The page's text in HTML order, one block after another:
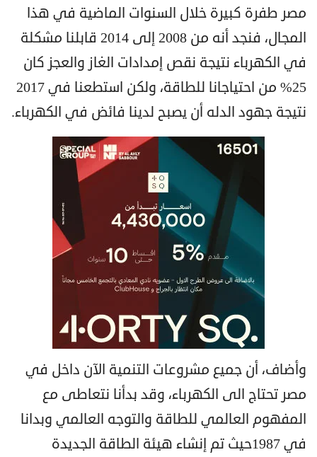
مصر طفرة كبيرة خلال السنوات الماضية في هذا
المجال، فنجد أنه من 2008 إلى 2014 قابلنا مشكلة
في الكهرباء نتيجة نقص إمدادات الغاز والعجز كان
25% من احتياجانا للطاقة، ولكن استطعنا في 2017
نتيجة جهود الدله أن يصبح لدينا فائض في الكهرباء.
وأضاف، أن جميع مشروعات التنمية الآن داخل في
مصر تحتاج الى الكهرباء، وقد بدأنا نتعاطى مع
المفهوم العالمي للطاقة والتوجه العالمي وبدانا
في 1987حيث تم إنشاء هيئة الطاقة الجديدة